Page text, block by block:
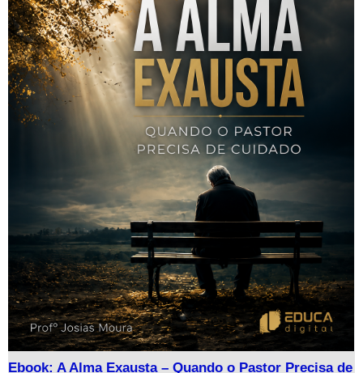
Ebook: A Alma Exausta – Quando o Pastor Precisa de